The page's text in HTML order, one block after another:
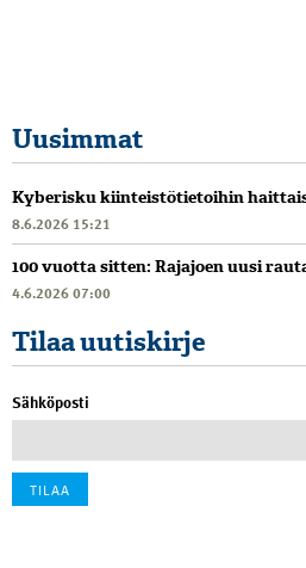
Uusimmat
Kyberisku kiinteistötietoihin
8.6.2026 15:21
100 vuotta sitten: Rajajoen uusi
4.6.2026 07:00
Tilaa uutiskirje
Sähköposti